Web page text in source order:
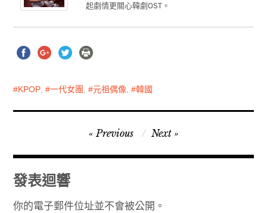
起劇情更關心韓劇OST。
KPOP, 一代女團, 元祖偶像, 韓國
章
導
覽
Previous Next
發表迴響
你的電子郵件位址並不會被公開。